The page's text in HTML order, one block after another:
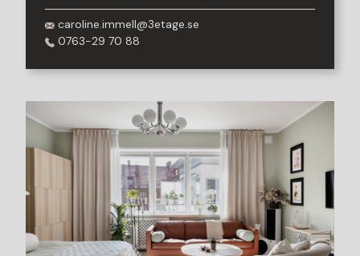
caroline.immell@3etage.se
0763-29 70 88